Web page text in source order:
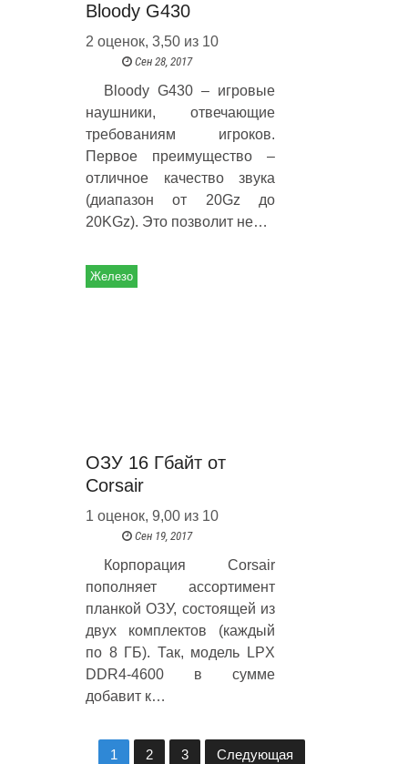
Bloody G430
2 оценок, 3,50 из 10
Сен 28, 2017
Bloody G430 – игровые
наушники, отвечающие
требованиям игроков.
Первое преимущество –
отличное качество звука
(диапазон от 20Gz до
20KGz). Это позволит не…
Железо
ОЗУ 16 Гбайт от
Corsair
1 оценок, 9,00 из 10
Сен 19, 2017
Корпорация Corsair
пополняет ассортимент
планкой ОЗУ, состоящей из
двух комплектов (каждый
по 8 ГБ). Так, модель LPX
DDR4-4600 в сумме
добавит к…
1 2 3 Следующая